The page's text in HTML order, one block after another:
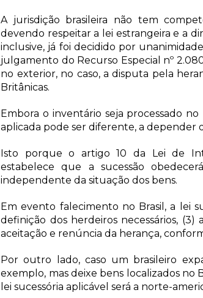
A jurisdição brasileira não tem
devendo respeitar a lei estrangeira e a
inclusive, já foi decidido por
julgamento do Recurso Especial nº
no exterior, no caso, a disputa pela
Britânicas.
Embora o inventário seja processado
aplicada pode ser diferente, a depender
Isto porque o artigo 10 da Lei de
estabelece que a sucessão
independente da situação dos bens.
Em evento falecimento no Brasil, a lei
definição dos herdeiros necessários,
aceitação e renúncia da herança,
Por outro lado, caso um brasileiro
exemplo, mas deixe bens localizados no
lei sucessória aplicável será a norte-